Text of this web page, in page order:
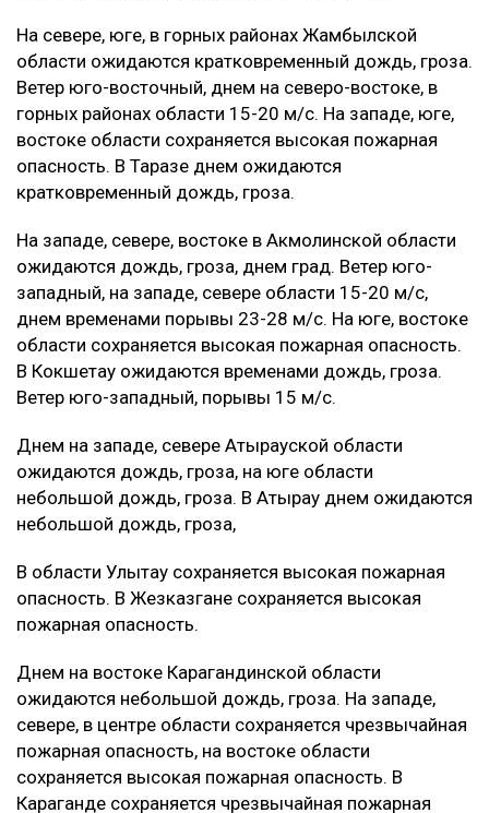
На севере, юге, в горных районах Жамбылской
области ожидаются кратковременный дождь, гроза.
Ветер юго-восточный, днем на северо-востоке, в
горных районах области 15-20 м/с. На западе, юге,
востоке области сохраняется высокая пожарная
опасность. В Таразе днем ожидаются
кратковременный дождь, гроза.
На западе, севере, востоке в Акмолинской области
ожидаются дождь, гроза, днем град. Ветер юго-
западный, на западе, севере области 15-20 м/с,
днем временами порывы 23-28 м/с. На юге, востоке
области сохраняется высокая пожарная опасность.
В Кокшетау ожидаются временами дождь, гроза.
Ветер юго-западный, порывы 15 м/с.
Днем на западе, севере Атырауской области
ожидаются дождь, гроза, на юге области
небольшой дождь, гроза. В Атырау днем ожидаются
небольшой дождь, гроза,
В области Улытау сохраняется высокая пожарная
опасность. В Жезказгане сохраняется высокая
пожарная опасность.
Днем на востоке Карагандинской области
ожидаются небольшой дождь, гроза. На западе,
севере, в центре области сохраняется чрезвычайная
пожарная опасность, на востоке области
сохраняется высокая пожарная опасность. В
Караганде сохраняется чрезвычайная пожарная